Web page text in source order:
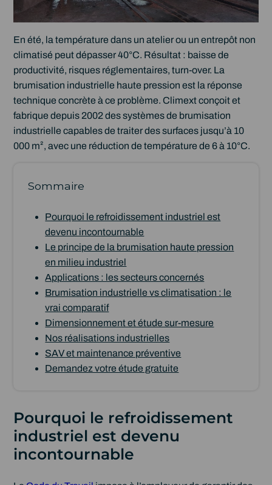
En été, la température dans un atelier ou un entrepôt non
climatisé peut dépasser 40°C. Résultat : baisse de
productivité, risques réglementaires, turn-over. La
brumisation industrielle haute pression est la réponse
technique concrète à ce problème. Climext conçoit et
fabrique depuis 2002 des systèmes de brumisation
industrielle capables de traiter des surfaces jusqu’à 10
000 m², avec une réduction de température de 6 à 10°C.
Sommaire
Pourquoi le refroidissement industriel est
devenu incontournable
Le principe de la brumisation haute pression
en milieu industriel
Applications : les secteurs concernés
Brumisation industrielle vs climatisation : le
vrai comparatif
Dimensionnement et étude sur-mesure
Nos réalisations industrielles
SAV et maintenance préventive
Demandez votre étude gratuite
Pourquoi le refroidissement
industriel est devenu
incontournable